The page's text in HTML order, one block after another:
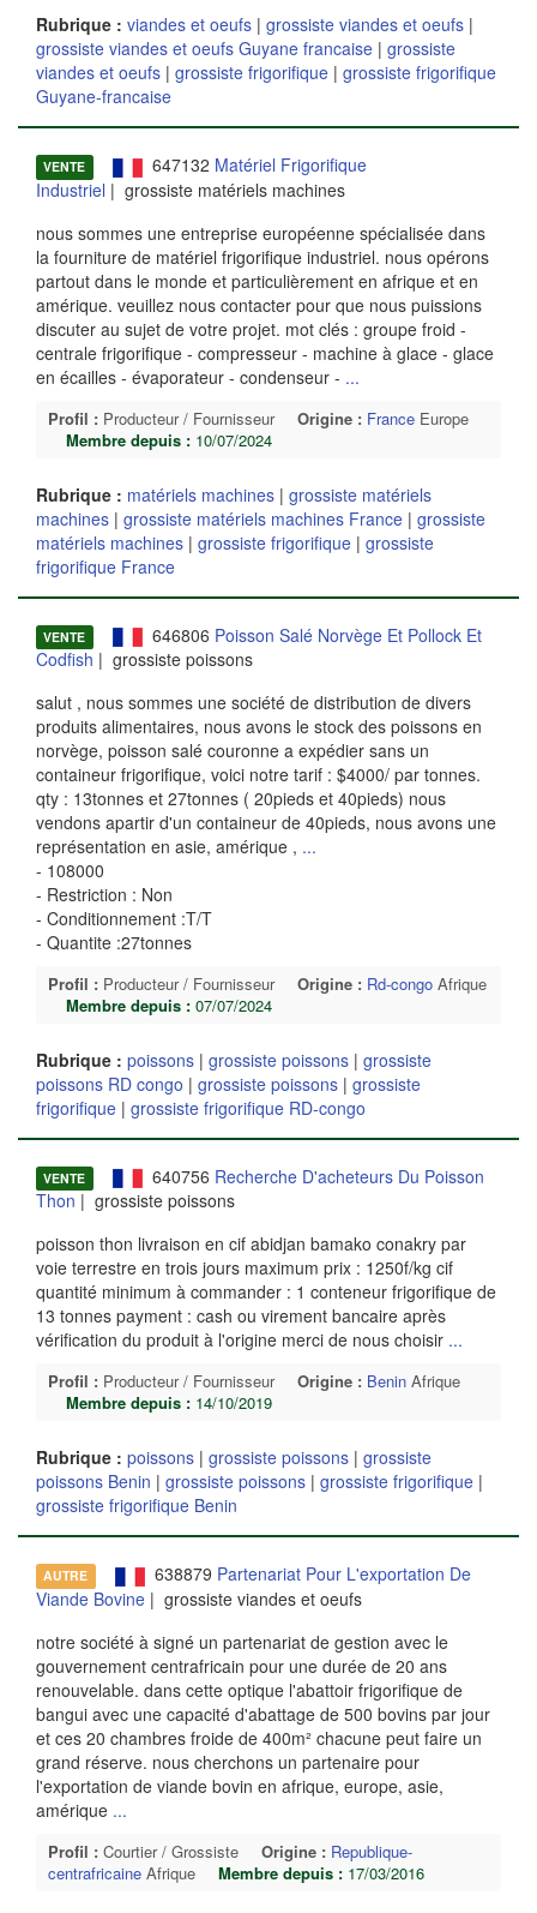
Rubrique : viandes et oeufs | grossiste viandes et oeufs |
grossiste viandes et oeufs Guyane francaise | grossiste
viandes et oeufs | grossiste frigorifique | grossiste frigorifique
Guyane-francaise
VENTE 647132 Matériel Frigorifique
Industriel | grossiste matériels machines
nous sommes une entreprise européenne spécialisée dans
la fourniture de matériel frigorifique industriel. nous opérons
partout dans le monde et particulièrement en afrique et en
amérique. veuillez nous contacter pour que nous puissions
discuter au sujet de votre projet. mot clés : groupe froid -
centrale frigorifique - compresseur - machine à glace - glace
en écailles - évaporateur - condenseur - ...
Profil : Producteur / Fournisseur Origine : France Europe
Membre depuis : 10/07/2024
Rubrique : matériels machines | grossiste matériels
machines | grossiste matériels machines France | grossiste
matériels machines | grossiste frigorifique | grossiste
frigorifique France
VENTE 646806 Poisson Salé Norvège Et Pollock Et
Codfish | grossiste poissons
salut , nous sommes une société de distribution de divers
produits alimentaires, nous avons le stock des poissons en
norvège, poisson salé couronne a expédier sans un
containeur frigorifique, voici notre tarif : $4000/ par tonnes.
qty : 13tonnes et 27tonnes ( 20pieds et 40pieds) nous
vendons apartir d'un containeur de 40pieds, nous avons une
représentation en asie, amérique , ...
- 108000
- Restriction : Non
- Conditionnement :T/T
- Quantite :27tonnes
Profil : Producteur / Fournisseur Origine : Rd-congo Afrique
Membre depuis : 07/07/2024
Rubrique : poissons | grossiste poissons | grossiste
poissons RD congo | grossiste poissons | grossiste
frigorifique | grossiste frigorifique RD-congo
VENTE 640756 Recherche D'acheteurs Du Poisson
Thon | grossiste poissons
poisson thon livraison en cif abidjan bamako conakry par
voie terrestre en trois jours maximum prix : 1250f/kg cif
quantité minimum à commander : 1 conteneur frigorifique de
13 tonnes payment : cash ou virement bancaire après
vérification du produit à l'origine merci de nous choisir ...
Profil : Producteur / Fournisseur Origine : Benin Afrique
Membre depuis : 14/10/2019
Rubrique : poissons | grossiste poissons | grossiste
poissons Benin | grossiste poissons | grossiste frigorifique |
grossiste frigorifique Benin
AUTRE 638879 Partenariat Pour L'exportation De
Viande Bovine | grossiste viandes et oeufs
notre société à signé un partenariat de gestion avec le
gouvernement centrafricain pour une durée de 20 ans
renouvelable. dans cette optique l'abattoir frigorifique de
bangui avec une capacité d'abattage de 500 bovins par jour
et ces 20 chambres froide de 400m² chacune peut faire un
grand réserve. nous cherchons un partenaire pour
l'exportation de viande bovin en afrique, europe, asie,
amérique ...
Profil : Courtier / Grossiste Origine : Republique-
centrafricaine Afrique Membre depuis : 17/03/2016